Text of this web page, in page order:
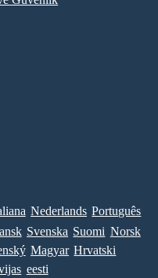
Nederlands Português
Svenska Suomi Norsk
Magyar Hrvatski
eesti